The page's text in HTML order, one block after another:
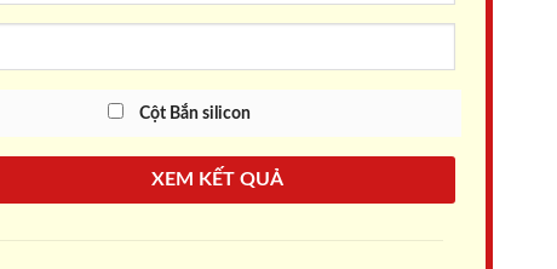
Cột Bắn silicon
XEM KẾT QUẢ